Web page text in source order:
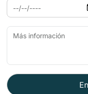
la fortaleza son las
embalses y palacios
décimo séptimo dC.